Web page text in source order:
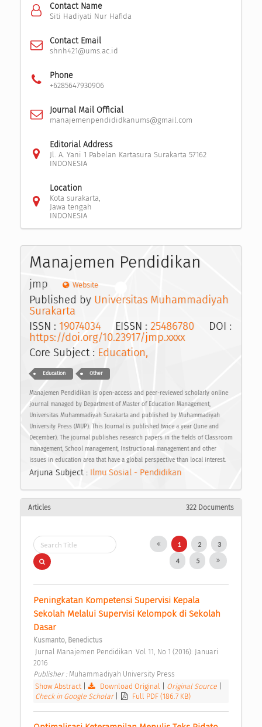
Contact Name
Siti Hadiyati Nur Hafida
Contact Email
shnh421@ums.ac.id
Phone
+6285647930906
Journal Mail Official
manajemenpendididkanums@gmail.com
Editorial Address
Jl. A. Yani 1 Pabelan Kartasura Surakarta 57162
INDONESIA
Location
Kota surakarta,
Jawa tengah
INDONESIA
Manajemen Pendidikan
jmp Website
Published by Universitas Muhammadiyah
Surakarta
ISSN : 19074034EISSN : 25486780 DOI :
https://doi.org/10.23917/jmp.xxxx
Core Subject : Education,
Education Other
Manajemen Pendidikan is open-access and peer-reviewed scholarly online
journal managed by Department of Master of Education Management,
Universitas Muhammadiyah Surakarta and published by Muhammadiyah
University Press (MUP). This Journal is published twice a year (June and
December). The journal publishes research papers in the fields of Classroom
management, School management, Instructional management and other
issues in education area that have a global perspective than local interest.
Arjuna Subject : Ilmu Sosial - Pendidikan
Articles 322 Documents
1 2 3
4 5
Peningkatan Kompetensi Supervisi Kepala
Sekolah Melalui Supervisi Kelompok di Sekolah
Dasar
Kusmanto, Benedictus
2016
Publisher : Muhammadiyah University Press
Show Abstract| Download Original Original Source
Check in Google Scholar
Full PDF (186.7 KB)